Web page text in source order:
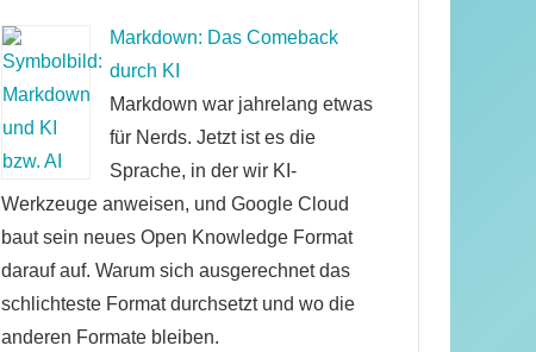
Markdown: Das Comeback
durch KI
Markdown war jahrelang etwas
für Nerds. Jetzt ist es die
Sprache, in der wir KI-
Werkzeuge anweisen, und Google Cloud
baut sein neues Open Knowledge Format
darauf auf. Warum sich ausgerechnet das
schlichteste Format durchsetzt und wo die
anderen Formate bleiben.